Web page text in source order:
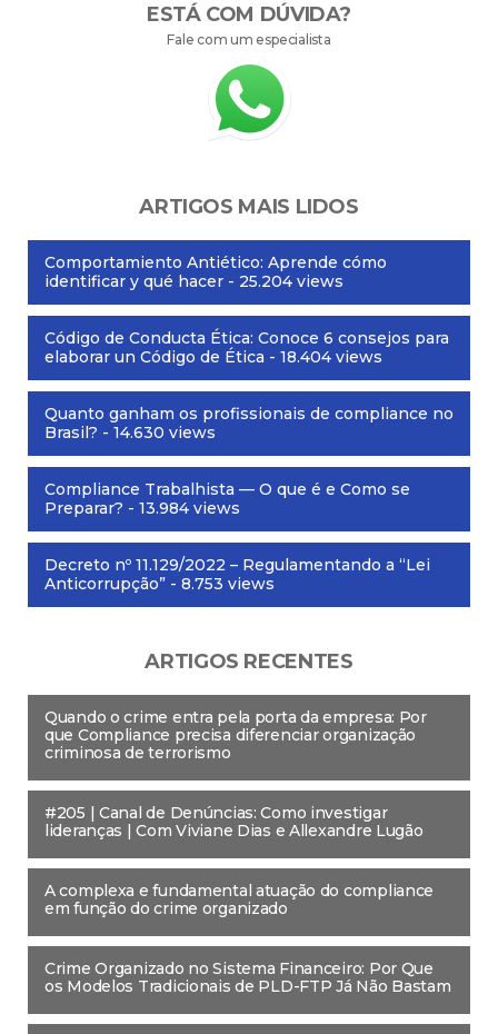
ESTÁ COM DÚVIDA?
Fale com um especialista
ARTIGOS MAIS LIDOS
Comportamiento Antiético: Aprende cómo
identificar y qué hacer - 25.204 views
Código de Conducta Ética: Conoce 6 consejos para
elaborar un Código de Ética - 18.404 views
Quanto ganham os profissionais de compliance no
Brasil? - 14.630 views
Compliance Trabalhista — O que é e Como se
Preparar? - 13.984 views
Decreto nº 11.129/2022 – Regulamentando a “Lei
Anticorrupção” - 8.753 views
ARTIGOS RECENTES
Quando o crime entra pela porta da empresa: Por
que Compliance precisa diferenciar organização
criminosa de terrorismo
#205 | Canal de Denúncias: Como investigar
lideranças | Com Viviane Dias e Allexandre Lugão
A complexa e fundamental atuação do compliance
em função do crime organizado
Crime Organizado no Sistema Financeiro: Por Que
os Modelos Tradicionais de PLD-FTP Já Não Bastam